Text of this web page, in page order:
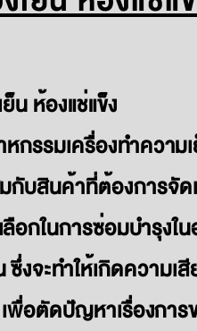
น ห้องแช่แข็ง
รรมเครื่องทำความ
กับสินค้าที่ต้องการจัด
อกในการซ่อมบำรุงใ
งจะทำให้เกิดความเ
พื่อตัดปัญหาเรื่องกา